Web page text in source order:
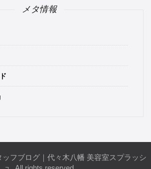
メタ情報
フブログ｜代々木八幡 美容室スプラッシ